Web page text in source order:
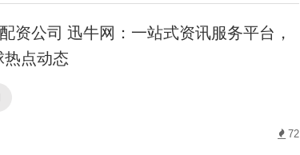
资公司 迅牛网：一站式资讯服务平台，
点动态
72